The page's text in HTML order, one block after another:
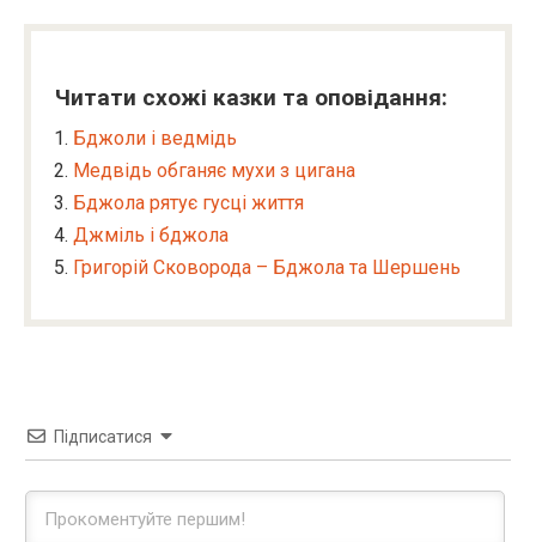
Читати схожі казки та оповідання:
Бджоли і ведмідь
Медвідь обганяє мухи з цигана
Бджола рятує гусці життя
Джміль і бджола
Григорій Сковорода – Бджола та Шершень
Підписатися